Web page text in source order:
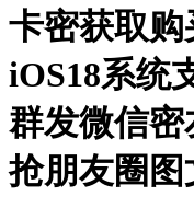
卡密获取
iOS18系统
群发微信
抢朋友圈